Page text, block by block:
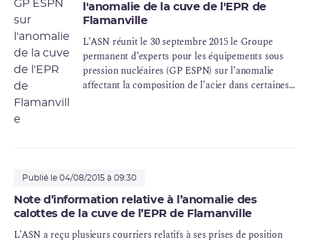
l'anomalie de la cuve de l'EPR de
Flamanville
L’ASN réunit le 30 septembre 2015 le Groupe
permanent d’experts pour les équipements sous
pression nucléaires (GP ESPN) sur l’anomalie
affectant la composition de l’acier dans certaines
séance en tant qu’observateurs.
Publié le 04/08/2015 à 09:30
Note d’information relative à l’anomalie des
calottes de la cuve de l’EPR de Flamanville
L’ASN a reçu plusieurs courriers relatifs à ses prises de position